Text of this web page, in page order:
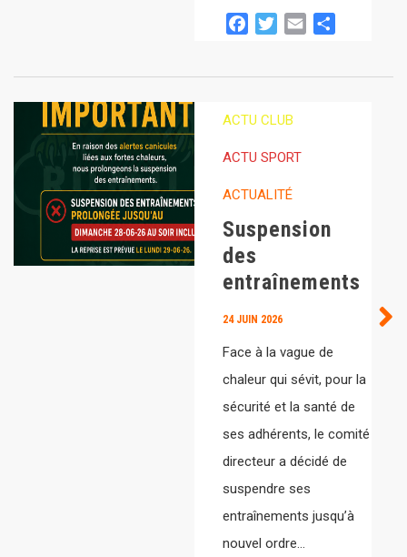
FacebookTwitterEmail
ACTU CLUB
ACTU SPORT
ACTUALITÉ
Suspension
des
entraînements
24 JUIN 2026
Face à la vague de
chaleur qui sévit, pour la
sécurité et la santé de
ses adhérents, le comité
directeur a décidé de
suspendre ses
entraînements jusqu’à
nouvel ordre…